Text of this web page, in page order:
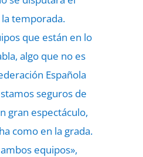
temporada.
que están en lo
algo que no es
Española
seguros de
gran espectáculo,
como en la grada.
equipos»,